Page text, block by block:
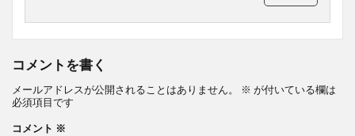
コメントを書く
メールアドレスが公開されることはありません。 ※ が付いている欄は
必須項目です
コメント ※